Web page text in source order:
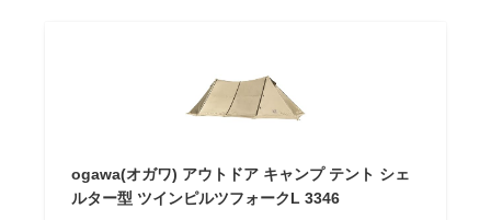
ogawa(オガワ) アウトドア キャンプ テント シェ
ルター型 ツインピルツフォークL 3346